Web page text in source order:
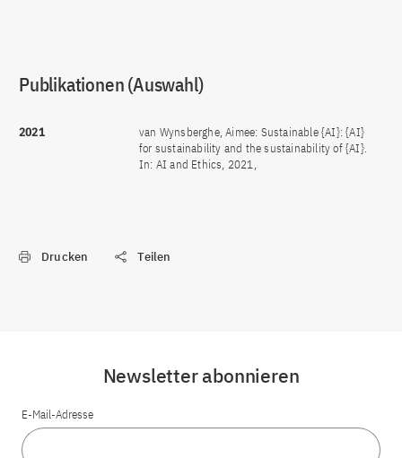
Publikationen (Auswahl)
2021
van Wynsberghe, Aimee: Sustainable {AI}: {AI}
for sustainability and the sustainability of {AI}.
In: AI and Ethics, 2021,
Drucken Teilen
Newsletter abonnieren
E-Mail-Adresse